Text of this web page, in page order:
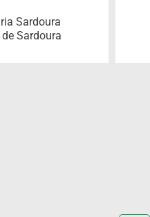
Sardoura
Sardoura